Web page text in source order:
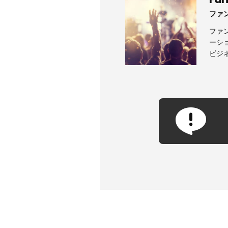
ファ
ファ
ーシ
ビジ